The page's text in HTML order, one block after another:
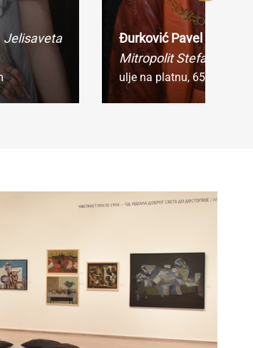
Jelisaveta
Đurković Pavel
Mitropolit Stefan
ulje na platnu, 65,5 x 54